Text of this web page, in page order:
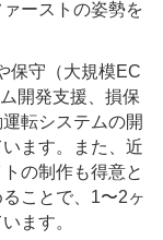
ーストの姿勢を
保守（大規模EC
開発支援、損保
転システムの開
ます。また、近
の制作も得意と
ことで、1〜2ヶ
ます。